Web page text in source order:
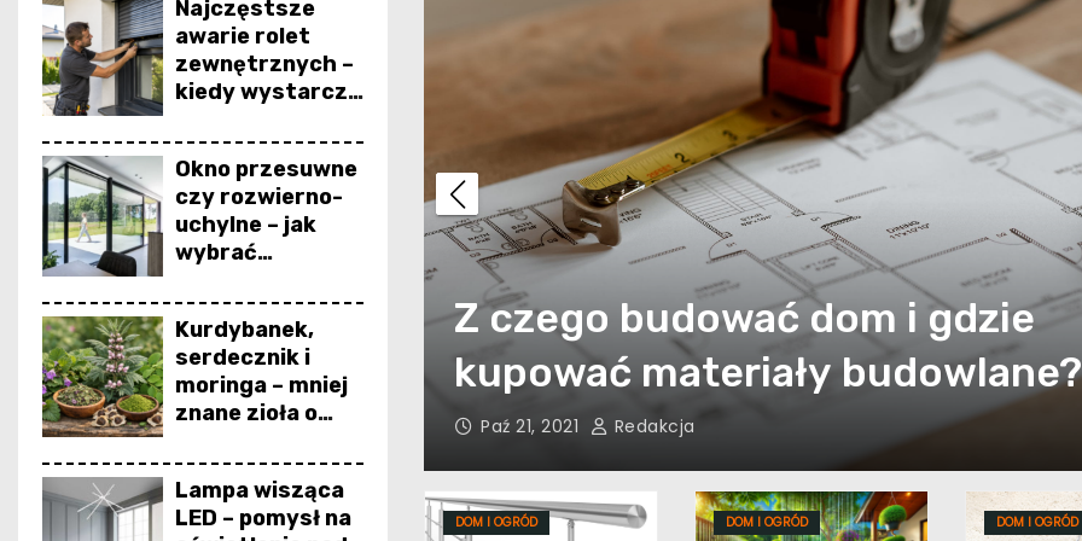
Najczęstsze
awarie rolet
zewnętrznych –
kiedy wystarczy
potrzebna jest
naprawa?
Okno przesuwne
czy rozwierno-
uchylne – jak
wybrać
Kurdybanek,
serdecznik i
moringa – mniej
znane zioła o
zastosowaniu
Lampa wisząca
LED – pomysł na
użytkowe
Z czego budować dom i gdzie
kupować materiały budowlane?
Paź 21, 2021 Redakcja
DOM I OGRÓD DOM I OGRÓD DOM I OGRÓD